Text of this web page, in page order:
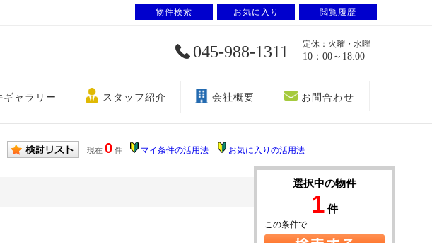
045-988-1311 定休：火曜・水曜
10：00～18:00
ギャラリー スタッフ紹介 会社概要 お問合わせ
現在 0 件 マイ条件の活用法 お気に入りの活用法
選択中の物件
1 件
この条件で
物件検索 お気に入り 閲覧履歴